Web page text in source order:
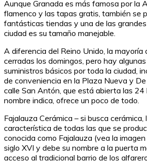
Aunque Granada es más famosa por la
flamenco y las tapas gratis, también se
fantásticas tiendas y una de las
ciudad es su tamaño manejable.
A diferencia del Reino Unido, la
cerradas los domingos, pero hay
suministros básicos por toda la ciudad,
de conveniencia en la Plaza Nueva y
calle San Antón, que está abierta las 24
nombre indica, ofrece un poco de todo.
Fajalauza Cerámica – si busca cerámica,
característica de todas las que se
conocida como Fajalauza (vea la
siglo XVI y debe su nombre a la puerta
acceso al tradicional barrio de los